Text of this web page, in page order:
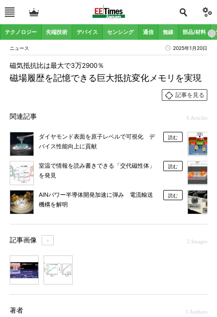
テクノロジー 先端技術 デバイス センシング 通信 無線 部品/材料
ニュース 2025年1月20日
磁場履歴を記憶できる巨大抵抗変化メモリを実現
磁気抵抗比は最大で3万2900％
記事を見る
関連記事 6 Articles
ダイヤモンド表面を原子レベルで可視化 デ
バイス性能向上に貢献
読む
室温で情報を読み書きできる「交代磁性体」
を発見
読む
AlNパワー半導体開発加速に弾み 電流輸送
機構を解明
読む
記事画像 ＋ 2 Images
著者 1 Authors